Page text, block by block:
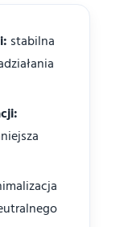
stabilna